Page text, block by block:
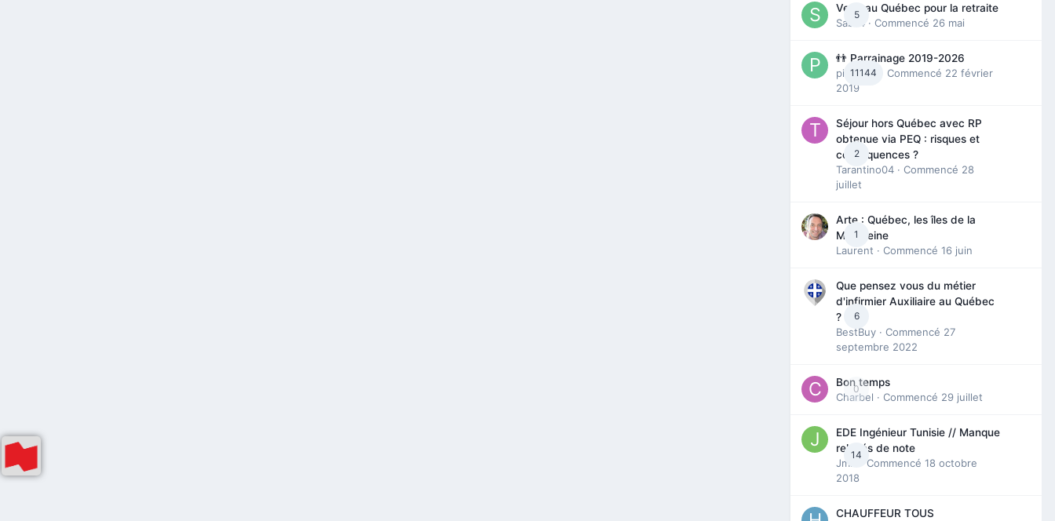
5
Venir au Québec pour la retraite
Sab74 · Commencé 26 mai
11144
👬 Parrainage 2019-2026
piinoush
· Commencé 22 février
2019
2
Séjour hors Québec avec RP
obtenue via PEQ : risques et
conséquences ?
Tarantino04 · Commencé 28
juillet
1
Arte : Québec, les îles de la
Madeleine
Laurent · Commencé 16 juin
6
Que pensez vous du métier
d'infirmier Auxiliaire au Québec
?
BestBuy · Commencé 27
septembre 2022
0
Bon temps
Charbel · Commencé 29 juillet
14
EDE Ingénieur Tunisie // Manque
relevés de note
Jmili
· Commencé 18 octobre
2018
CHAUFFEUR TOUS